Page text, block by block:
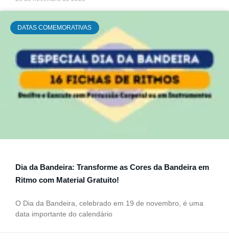
DATAS COMEMORATIVAS
Dia da Bandeira: Transforme as Cores da Bandeira em
Ritmo com Material Gratuito!
O Dia da Bandeira, celebrado em 19 de novembro, é uma
data importante do calendário